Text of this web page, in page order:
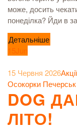
може, досить
понеділка? Йди в
Детальніше
15Jun
15 Червня 2026Акції
Осокорки Печерськ
DOG
ЛІТО!